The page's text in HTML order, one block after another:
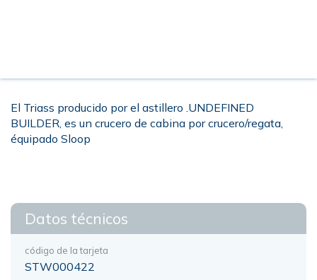
El Triass producido por el astillero .UNDEFINED
BUILDER, es un crucero de cabina por crucero/regata,
équipado Sloop
Datos técnicos
código de la tarjeta
STW000422